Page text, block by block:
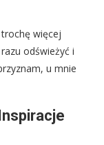
więcej
odświeżyć i
u mnie